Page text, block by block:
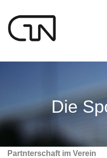
Die
Partnterschaft im Verein